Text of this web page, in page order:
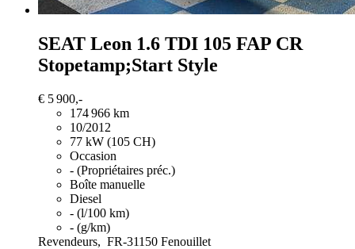
SEAT Leon 1.6 TDI 105 FAP CR
Stopetamp;Start Style
€ 5 900,-
174 966 km
10/2012
77 kW (105 CH)
Occasion
- (Propriétaires préc.)
Boîte manuelle
Diesel
- (l/100 km)
- (g/km)
Revendeurs, FR-31150 Fenouillet